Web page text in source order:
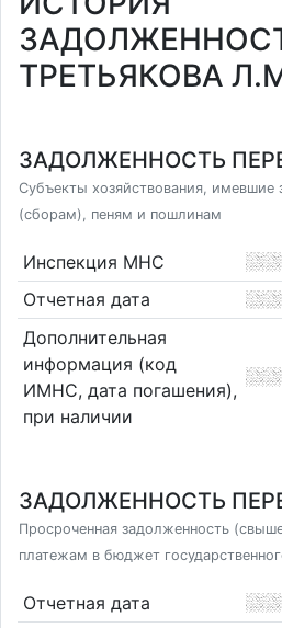
ТРЕТЬЯКОВА
ЗАДОЛЖЕННОСТЬ
Субъекты хозяйствования, имевшие
(сборам), пеням и пошлинам
Инспекция МНС
Отчетная дата
Дополнительная
информация (код
ИМНС, дата погашения),
при наличии
ЗАДОЛЖЕННОСТЬ
Просроченная задолженность
платежам в бюджет
Отчетная дата